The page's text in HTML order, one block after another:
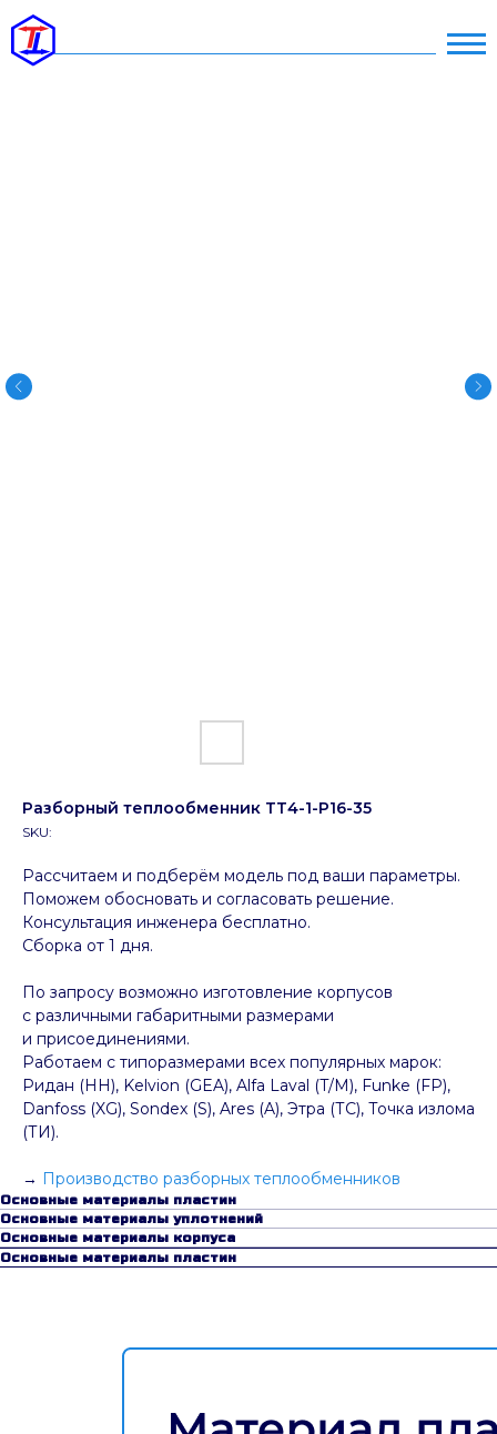
Разборный теплообменник ТТ4-1-P16-35
SKU:
Рассчитаем и подберём модель под ваши параметры.
Поможем обосновать и согласовать решение.
Консультация инженера бесплатно.
Сборка от 1 дня.
По запросу возможно изготовление корпусов
с различными габаритными размерами
и присоединениями.
Работаем с типоразмерами всех популярных марок:
Ридан (НН), Kelvion (GEA), Alfa Laval (T/M), Funke (FP),
Danfoss (XG), Sondex (S), Ares (A), Этра (ТС), Точка излома
(ТИ).
→ Производство разборных теплообменников
Основные материалы пластин
Основные материалы уплотнений
Основные материалы корпуса
Основные материалы пластин